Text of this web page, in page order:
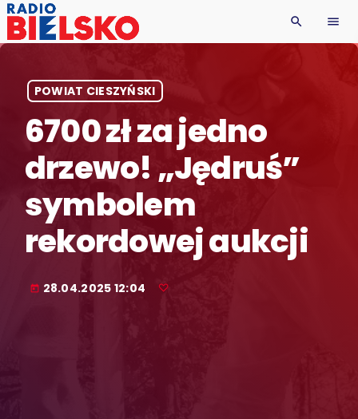
search menu
POWIAT CIESZYŃSKI
6700 zł za jedno
drzewo! „Jędruś”
symbolem
rekordowej aukcji
today 28.04.2025 12:04